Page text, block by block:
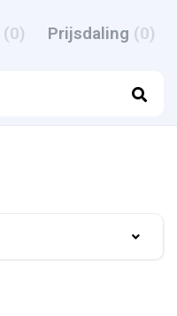
(0) Prijsdaling (0)